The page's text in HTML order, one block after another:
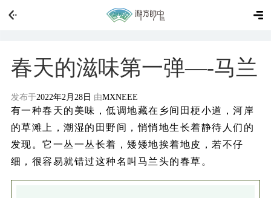
春天的滋味第一弹—-马兰
发布于2022年2月28日 由MXNEEE
有一种春天的美味，低调地藏在乡间田梗小道，河岸
的草滩上，潮湿的田野间，悄悄地生长着静待人们的
发现。它一丛一丛长着，矮矮地挨着地皮，若不仔
细，很容易就错过这种名叫马兰头的春草。